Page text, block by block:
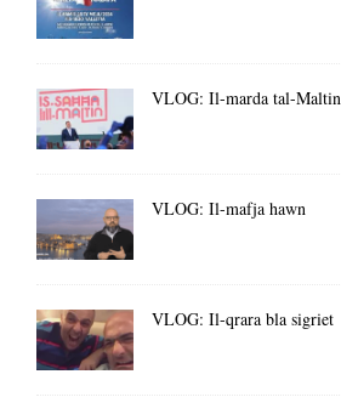
VLOG: Il-marda tal-Maltin
VLOG: Il-mafja hawn
VLOG: Il-qrara bla sigriet